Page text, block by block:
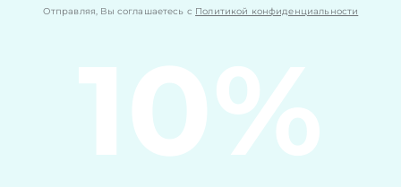
Отправляя, Вы соглашаетесь с Политикой конфиденциальности
10%